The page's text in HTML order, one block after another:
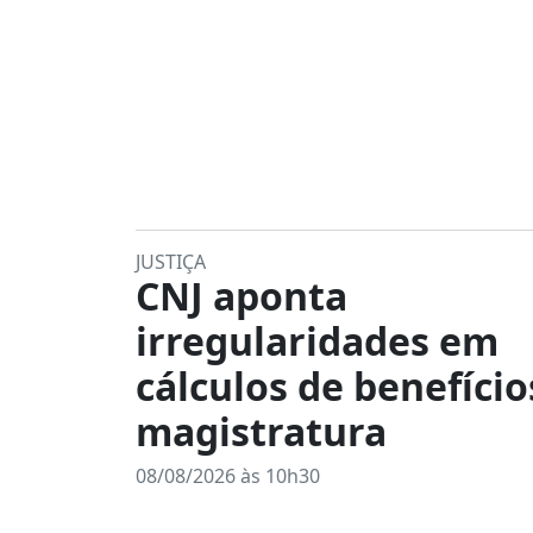
JUSTIÇA
CNJ aponta
irregularidades em
cálculos de
magistratura
08/08/2026 às 10h30